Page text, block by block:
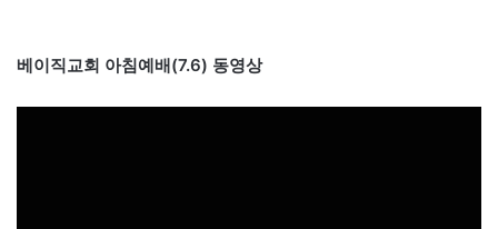
베이직교회 아침예배(7.6) 동영상